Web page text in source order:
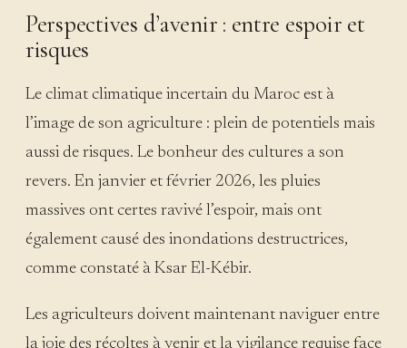
Perspectives d’avenir : entre espoir et
risques
Le climat climatique incertain du Maroc est à
l’image de son agriculture : plein de potentiels mais
aussi de risques. Le bonheur des cultures a son
revers. En janvier et février 2026, les pluies
massives ont certes ravivé l’espoir, mais ont
également causé des inondations destructrices,
comme constaté à Ksar El-Kébir.
Les agriculteurs doivent maintenant naviguer entre
la joie des récoltes à venir et la vigilance requise face